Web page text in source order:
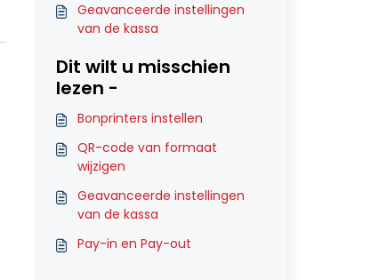
Geavanceerde instellingen
van de kassa
Dit wilt u misschien
lezen -
Bonprinters instellen
QR-code van formaat
wijzigen
Geavanceerde instellingen
van de kassa
Pay-in en Pay-out